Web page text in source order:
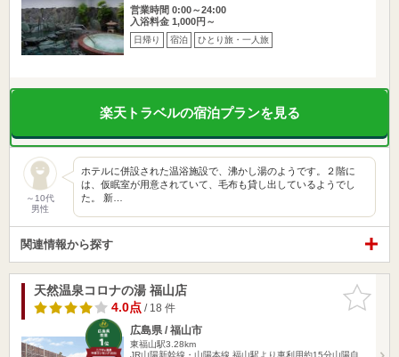
営業時間 0:00～24:00
入浴料金 1,000円～
日帰り 宿泊 ひとり旅・一人旅
楽天トラベルの宿泊プランを見る
～10代
男性
ホテルに併設された温浴施設で、沸かし湯のようです。２階に
は、仮眠室が用意されていて、毛布も貸し出しているようでし
た。 新…
関連情報から探す
お気に入
りに追加
天然温泉コロナの湯 福山店
4.0点/ 18 件
広島県 / 福山市
東福山駅3.28km
JR山陽新幹線・山陽本線 福山駅より車利用約15分山陽自